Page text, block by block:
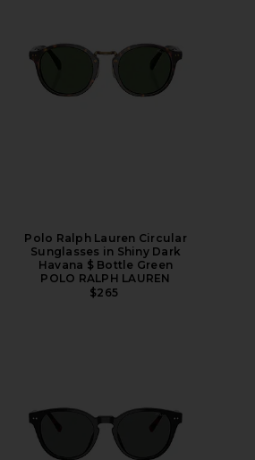
Polo Ralph Lauren Circular
Sunglasses in Shiny Dark
Havana $ Bottle Green
POLO RALPH LAUREN
$265